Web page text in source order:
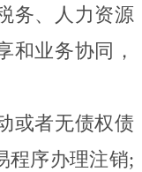
务、人力资源
和业务协同，
或者无债权债
程序办理注销;